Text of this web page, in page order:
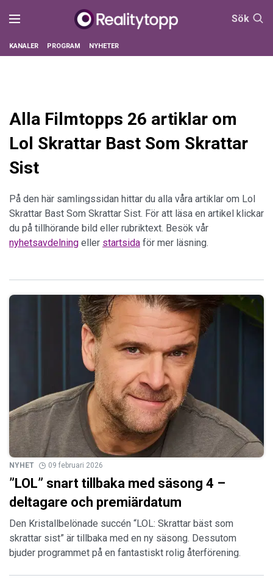
Sök
KANALER PROGRAM NYHETER
Alla Filmtopps 26 artiklar om
Lol Skrattar Bast Som Skrattar
Sist
På den här samlingssidan hittar du alla våra artiklar om Lol
Skrattar Bast Som Skrattar Sist. För att läsa en artikel klickar
du på tillhörande bild eller rubriktext. Besök vår
nyhetsavdelning eller startsida för mer läsning.
NYHET 09 februari 2026
”LOL” snart tillbaka med säsong 4 –
deltagare och premiärdatum
Den Kristallbelönade succén “LOL: Skrattar bäst som
skrattar sist” är tillbaka med en ny säsong. Dessutom
bjuder programmet på en fantastiskt rolig återförening.